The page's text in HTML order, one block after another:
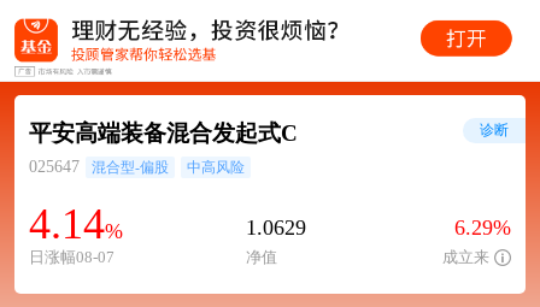
平安高端装备混合发起式C
025647 混合型-偏股 中高风险
4.14%
日涨幅08-07
1.0629
净值
6.29%
成立来
诊断